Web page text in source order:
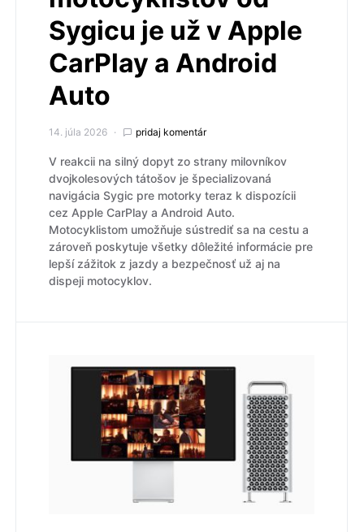
Sygicu je už v Apple
CarPlay a Android
Auto
14. júla 2026 pridaj komentár
V reakcii na silný dopyt zo strany milovníkov
dvojkolesových tátošov je špecializovaná
navigácia Sygic pre motorky teraz k dispozícii
cez Apple CarPlay a Android Auto.
Motocyklistom umožňuje sústrediť sa na cestu a
zároveň poskytuje všetky dôležité informácie pre
lepší zážitok z jazdy a bezpečnosť už aj na
dispeji motocyklov.